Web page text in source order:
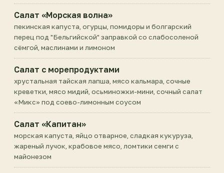
Салат «Морская волна»
пекинская капуста, огурцы, помидоры и болгарский
перец под "Бельгийской" заправкой со слабосоленой
сёмгой, маслинами и лимоном
Салат с морепродуктами
хрустальная тайская лапша, мясо кальмара, сочные
креветки, мясо мидий, осьминожки-мини, сочный салат
«Микс» под соево-лимонным соусом
Салат «Капитан»
морская капуста, яйцо отварное, сладкая кукуруза,
жареный лучок, крабовое мясо, ломтики семги с
майонезом